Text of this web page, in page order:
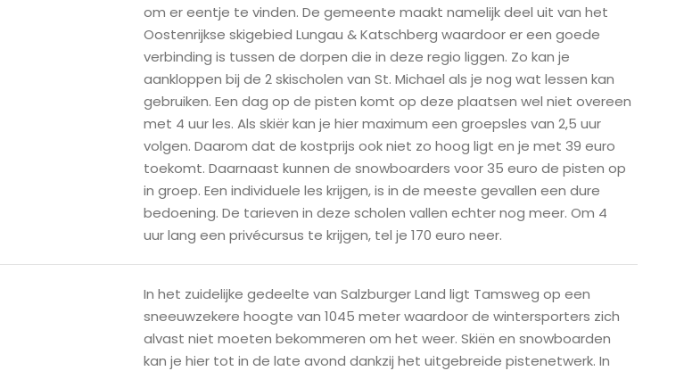
om er eentje te vinden. De gemeente maakt namelijk deel uit van het
Oostenrijkse skigebied Lungau & Katschberg waardoor er een goede
verbinding is tussen de dorpen die in deze regio liggen. Zo kan je
aankloppen bij de 2 skischolen van St. Michael als je nog wat lessen kan
gebruiken. Een dag op de pisten komt op deze plaatsen wel niet overeen
met 4 uur les. Als skiër kan je hier maximum een groepsles van 2,5 uur
volgen. Daarom dat de kostprijs ook niet zo hoog ligt en je met 39 euro
toekomt. Daarnaast kunnen de snowboarders voor 35 euro de pisten op
in groep. Een individuele les krijgen, is in de meeste gevallen een dure
bedoening. De tarieven in deze scholen vallen echter nog meer. Om 4
uur lang een privécursus te krijgen, tel je 170 euro neer.
In het zuidelijke gedeelte van Salzburger Land ligt Tamsweg op een
sneeuwzekere hoogte van 1045 meter waardoor de wintersporters zich
alvast niet moeten bekommeren om het weer. Skiën en snowboarden
kan je hier tot in de late avond dankzij het uitgebreide pistenetwerk. In